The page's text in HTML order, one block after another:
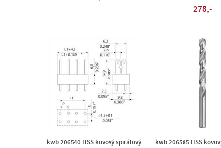
278,-
kwb 206540 HSS kovový spirálový
kwb 206585 HSS